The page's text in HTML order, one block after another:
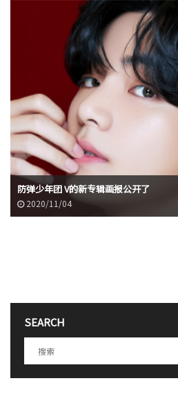
防弹少年团 V的新专辑画报公开了
2020/11/04
SEARCH